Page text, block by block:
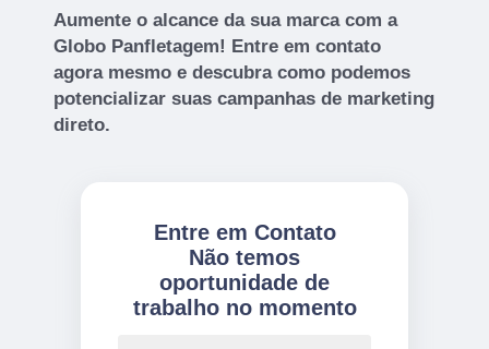
Aumente o alcance da sua marca com a
Globo Panfletagem! Entre em contato
agora mesmo e descubra como podemos
potencializar suas campanhas de marketing
direto.
Entre em Contato
Não temos
oportunidade de
trabalho no momento